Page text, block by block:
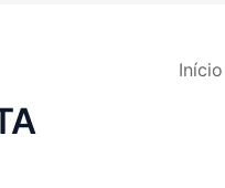
Início